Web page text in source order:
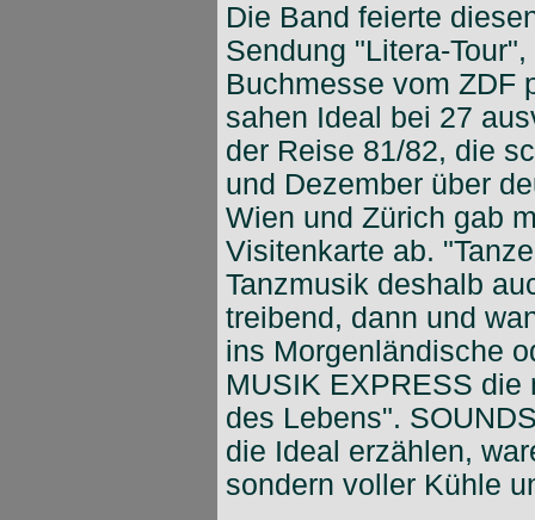
Die Band feierte
Sendung "Litera-
Buchmesse vom ZDF
sahen Ideal bei 27
der Reise 81/82, die
und Dezember über
Wien und Zürich gab
Visitenkarte ab.
Tanzmusik deshalb
treibend, dann und
ins Morgenländische
MUSIK EXPRESS die
des Lebens".
die Ideal erzählen,
sondern voller Kühle